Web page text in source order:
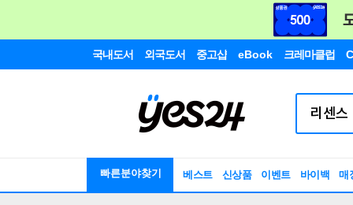
국내도서 외국도서 중고샵 eBook 크레마클럽
빠른분야찾기 베스트 신상품 이벤트 바이백 매